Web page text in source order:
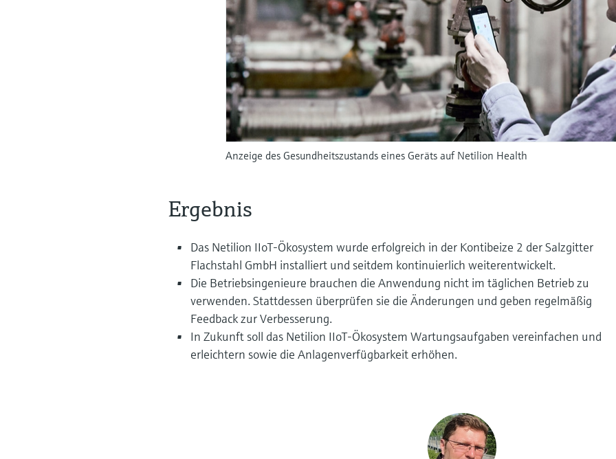
Anzeige des Gesundheitszustands eines Geräts auf Netilion Health
Ergebnis
Das Netilion IIoT-Ökosystem wurde erfolgreich in der Kontibeize 2 der Salzgitter
Flachstahl GmbH installiert und seitdem kontinuierlich weiterentwickelt.
Die Betriebsingenieure brauchen die Anwendung nicht im täglichen Betrieb zu
verwenden. Stattdessen überprüfen sie die Änderungen und geben regelmäßig
Feedback zur Verbesserung.
In Zukunft soll das Netilion IIoT-Ökosystem Wartungsaufgaben vereinfachen und
erleichtern sowie die Anlagenverfügbarkeit erhöhen.